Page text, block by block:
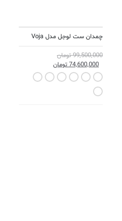
چمدان ست لوجل مدل Voja
99,500,000 تومان
74,600,000 تومان
Black
Ink Blue
Lavender
Seaweed
Terracotta
Warm Gray
Yolk Yellow